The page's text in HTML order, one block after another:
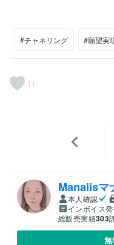
#チャネリング #願望実
11
Manalisマ
本人確認
インボイス
総販売実績303